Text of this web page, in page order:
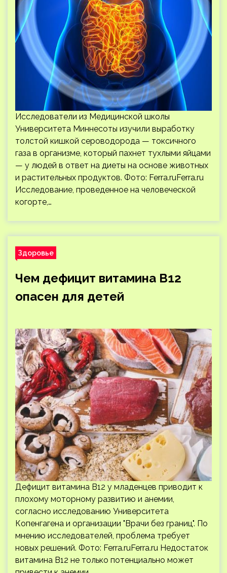
Исследователи из Медицинской школы
Университета Миннесоты изучили выработку
толстой кишкой сероводорода — токсичного
газа в организме, который пахнет тухлыми яйцами
— у людей в ответ на диеты на основе животных
и растительных продуктов. Фото: Ferra.ruFerra.ru
Исследование, проведенное на человеческой
когорте,…
Здоровье
Чем дефицит витамина B12
опасен для детей
Дефицит витамина B12 у младенцев приводит к
плохому моторному развитию и анемии,
согласно исследованию Университета
Копенгагена и организации "Врачи без границ". По
мнению исследователей, проблема требует
новых решений. Фото: Ferra.ruFerra.ru Недостаток
витамина B12 не только потенциально может